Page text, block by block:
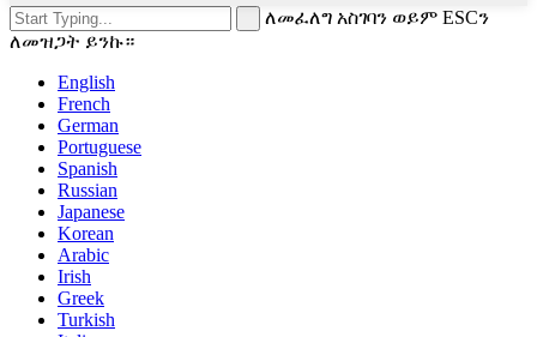
ለመፈለግ አስገባን ወይም ESCን
ለመዝጋት ይንኩ።
English
French
German
Portuguese
Spanish
Russian
Japanese
Korean
Arabic
Irish
Greek
Turkish